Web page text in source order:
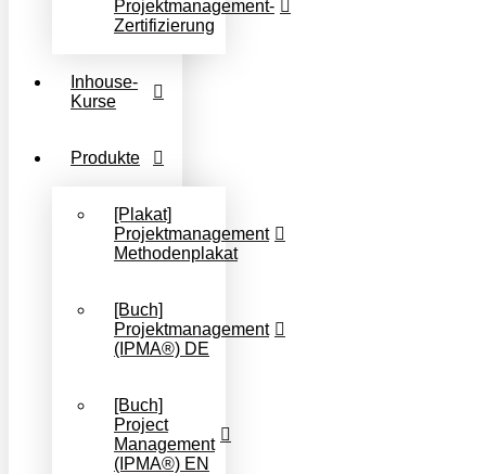
Projektmanagement-
Zertifizierung
Inhouse-
Kurse
Produkte
[Plakat]
Projektmanagement
Methodenplakat
[Buch]
Projektmanagement
(IPMA®) DE
[Buch]
Project
Management
(IPMA®) EN